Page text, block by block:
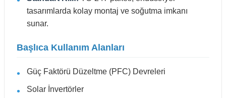
tasarımlarda kolay montaj ve soğutma imkanı
sunar.
Başlıca Kullanım Alanları
Güç Faktörü Düzeltme (PFC) Devreleri
Solar İnvertörler